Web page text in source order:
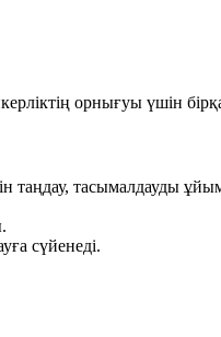
орнығуы үшін
таңдау, тасымалдауды
сүйенеді.